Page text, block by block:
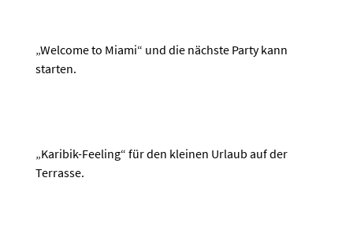
„Welcome to Miami“ und die nächste Party kann
starten.
„Karibik-Feeling“ für den kleinen Urlaub auf der
Terrasse.